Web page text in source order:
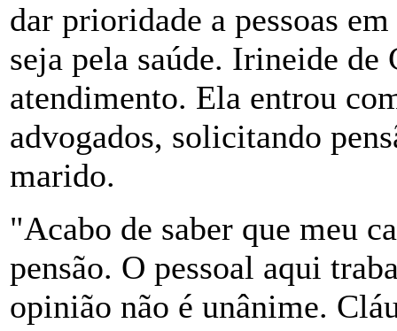
dar prioridade a pessoas
seja pela saúde. Irineide
atendimento. Ela entrou
advogados, solicitando
marido.
"Acabo de saber que meu
pensão. O pessoal aqui
opinião não é unânime.